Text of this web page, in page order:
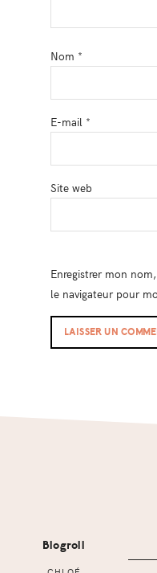
Nom *
E-mail *
Site web
Enregistrer mon
le navigateur pour
Blogroll